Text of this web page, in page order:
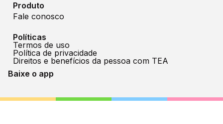
Produto
Fale conosco
Políticas
Termos de uso
Política de privacidade
Direitos e benefícios da pessoa com TEA
Baixe o app